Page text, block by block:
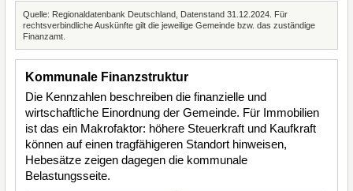
Quelle: Regionaldatenbank Deutschland, Datenstand 31.12.2024. Für
rechtsverbindliche Auskünfte gilt die jeweilige Gemeinde bzw. das zuständige
Finanzamt.
Kommunale Finanzstruktur
Die Kennzahlen beschreiben die finanzielle und
wirtschaftliche Einordnung der Gemeinde. Für Immobilien
ist das ein Makrofaktor: höhere Steuerkraft und Kaufkraft
können auf einen tragfähigeren Standort hinweisen,
Hebesätze zeigen dagegen die kommunale
Belastungsseite.